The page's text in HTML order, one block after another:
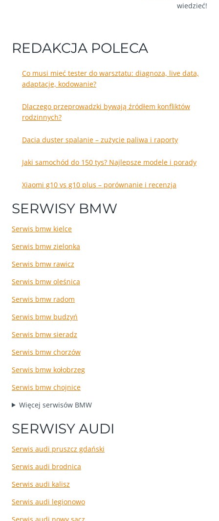
wiedzieć!
REDAKCJA POLECA
Co musi mieć tester do warsztatu: diagnoza, live data,
adaptacje, kodowanie?
Dlaczego przeprowadzki bywają źródłem konfliktów
rodzinnych?
Dacia duster spalanie – zużycie paliwa i raporty
Jaki samochód do 150 tys? Najlepsze modele i porady
Xiaomi g10 vs g10 plus – porównanie i recenzja
SERWISY BMW
Serwis bmw kielce
Serwis bmw zielonka
Serwis bmw rawicz
Serwis bmw oleśnica
Serwis bmw radom
Serwis bmw budzyń
Serwis bmw sieradz
Serwis bmw chorzów
Serwis bmw kołobrzeg
Serwis bmw chojnice
Więcej serwisów BMW
SERWISY AUDI
Serwis audi pruszcz gdański
Serwis audi brodnica
Serwis audi kalisz
Serwis audi legionowo
Serwis audi nowy sącz